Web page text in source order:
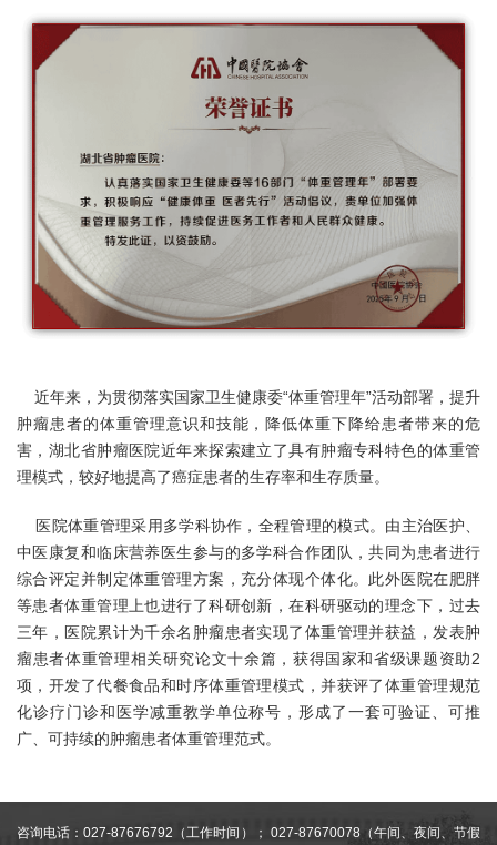
近年来，为贯彻落实国家卫生健康委“体重管理年”活动部署，提升
肿瘤患者的体重管理意识和技能，降低体重下降给患者带来的危
害，湖北省肿瘤医院近年来探索建立了具有肿瘤专科特色的体重管
理模式，较好地提高了癌症患者的生存率和生存质量。
医院体重管理采用多学科协作，全程管理的模式。由主治医护、
中医康复和临床营养医生参与的多学科合作团队，共同为患者进行
综合评定并制定体重管理方案，充分体现个体化。此外医院在肥胖
等患者体重管理上也进行了科研创新，在科研驱动的理念下，过去
三年，医院累计为千余名肿瘤患者实现了体重管理并获益，发表肿
瘤患者体重管理相关研究论文十余篇，获得国家和省级课题资助2
项，开发了代餐食品和时序体重管理模式，并获评了体重管理规范
化诊疗门诊和医学减重教学单位称号，形成了一套可验证、可推
广、可持续的肿瘤患者体重管理范式。
咨询电话：027-87676792（工作时间）； 027-87670078（午间、夜间、节假